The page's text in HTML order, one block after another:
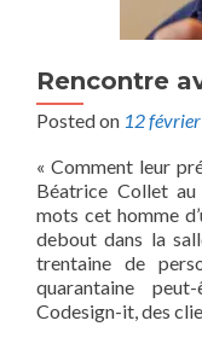
Rencontre
Posted on 12
« Comment leur
Béatrice Collet
mots cet homme
debout dans la
trentaine de
quarantaine
Codesign-it, des